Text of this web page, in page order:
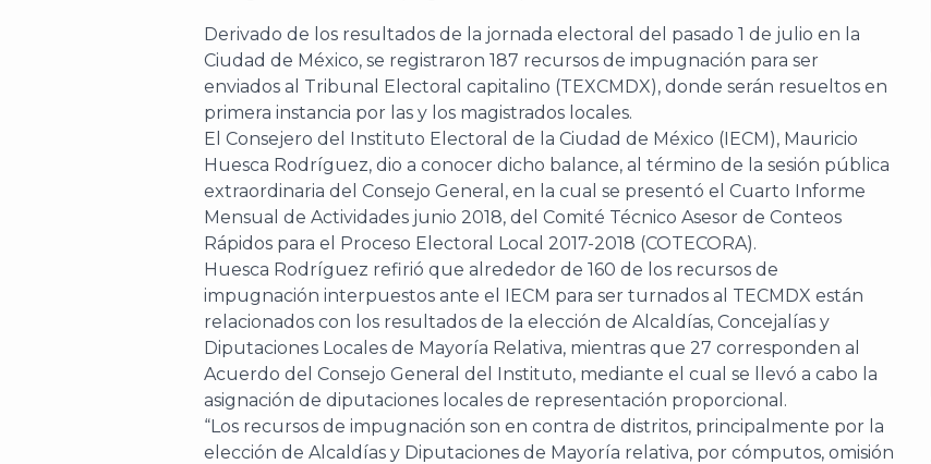
Derivado de los resultados de la jornada electoral del pasado 1 de julio en la
Ciudad de México, se registraron 187 recursos de impugnación para ser
enviados al Tribunal Electoral capitalino (TEXCMDX), donde serán resueltos en
primera instancia por las y los magistrados locales.
El Consejero del Instituto Electoral de la Ciudad de México (IECM), Mauricio
Huesca Rodríguez, dio a conocer dicho balance, al término de la sesión pública
extraordinaria del Consejo General, en la cual se presentó el Cuarto Informe
Mensual de Actividades junio 2018, del Comité Técnico Asesor de Conteos
Rápidos para el Proceso Electoral Local 2017-2018 (COTECORA).
Huesca Rodríguez refirió que alrededor de 160 de los recursos de
impugnación interpuestos ante el IECM para ser turnados al TECMDX están
relacionados con los resultados de la elección de Alcaldías, Concejalías y
Diputaciones Locales de Mayoría Relativa, mientras que 27 corresponden al
Acuerdo del Consejo General del Instituto, mediante el cual se llevó a cabo la
asignación de diputaciones locales de representación proporcional.
“Los recursos de impugnación son en contra de distritos, principalmente por la
elección de Alcaldías y Diputaciones de Mayoría relativa, por cómputos, omisión